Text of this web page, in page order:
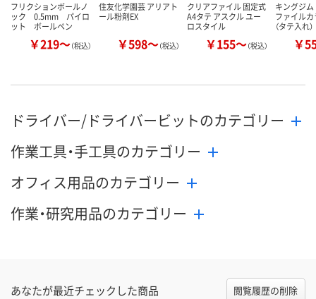
フリクションボールノ
ック 0.5mm パイロ
ット ボールペン
￥219～（税込）
住友化学園芸 アリアト
ール粉剤EX
￥598～（税込）
クリアファイル 固定式
A4タテ アスクル ユー
ロスタイル
￥155～（税込）
キングジ
ファイル
（タテ入
￥
ドライバー/ドライバービットのカテゴリー
作業工具・手工具のカテゴリー
オフィス用品のカテゴリー
作業・研究用品のカテゴリー
あなたが最近チェックした商品 閲覧履歴の削除